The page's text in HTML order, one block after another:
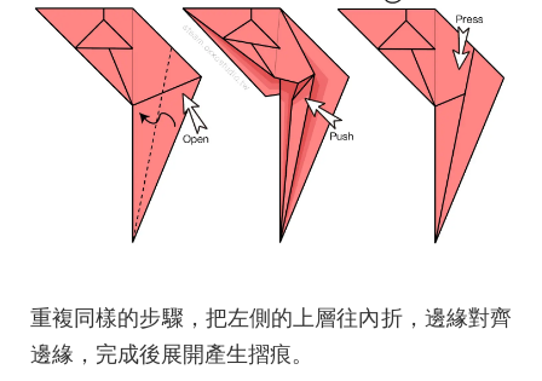
重複同樣的步驟，把左側的上層往內折，邊緣對齊
邊緣，完成後展開產生摺痕。